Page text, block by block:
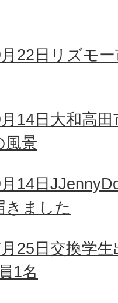
22日リズモ
14日大和高
風景
14日
きました
25日交換学
1名